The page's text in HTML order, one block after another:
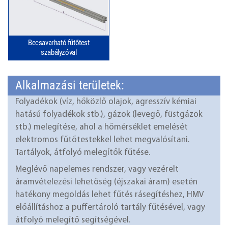
Becsavarható fűtőtest
szabályzóval
Alkalmazási területek:
Folyadékok (víz, hőközlő olajok, agresszív kémiai
hatású folyadékok stb.), gázok (levegő, füstgázok
stb.) melegítése, ahol a hőmérséklet emelését
elektromos fűtőtestekkel lehet megvalósítani.
Tartályok, átfolyó melegítők fűtése.
Meglévő napelemes rendszer, vagy vezérelt
áramvételezési lehetőség (éjszakai áram) esetén
hatékony megoldás lehet fűtés rásegítéshez, HMV
előállításhoz a puffertároló tartály fűtésével, vagy
átfolyó melegítő segítségével.